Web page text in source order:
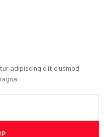
adipiscing elit eiusmod